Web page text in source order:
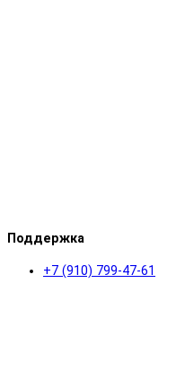
Поддержка
+7 (910) 799-47-61